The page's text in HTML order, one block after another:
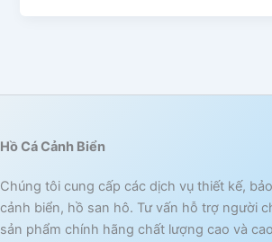
Hồ Cá Cảnh Biển
Chúng tôi cung cấp các dịch vụ thiết kế,
cảnh biển, hồ san hô. Tư vấn hỗ trợ người
sản phẩm chính hãng chất lượng cao và